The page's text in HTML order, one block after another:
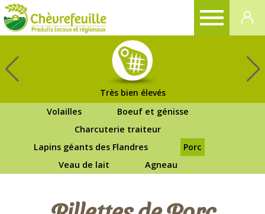
Très bien élevés
Volailles
Boeuf et génisse
Charcuterie traiteur
Lapins géants des Flandres
Porc
Veau de lait
Agneau